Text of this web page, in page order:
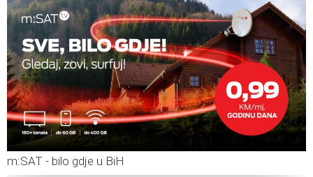
m:SAT - bilo gdje u BiH